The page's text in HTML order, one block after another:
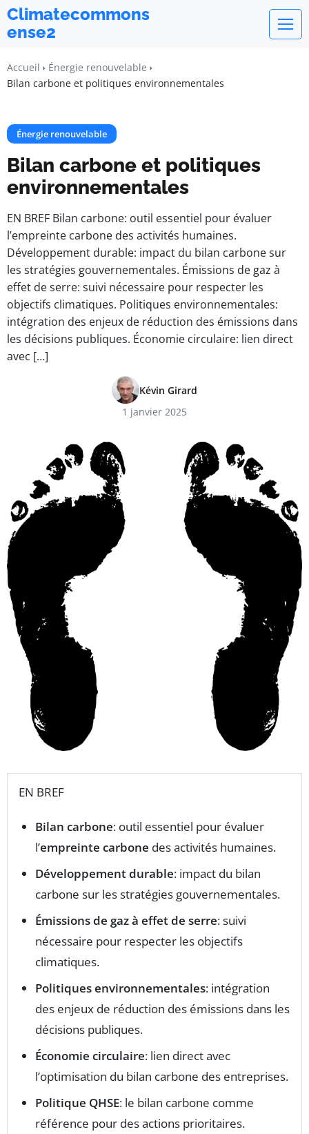
Climatecommons
ense2
Accueil
Énergie renouvelable
Bilan carbone et politiques environnementales
Énergie renouvelable
Bilan carbone et politiques
environnementales
EN BREF Bilan carbone: outil essentiel pour évaluer
l’empreinte carbone des activités humaines.
Développement durable: impact du bilan carbone sur
les stratégies gouvernementales. Émissions de gaz à
effet de serre: suivi nécessaire pour respecter les
objectifs climatiques. Politiques environnementales:
intégration des enjeux de réduction des émissions dans
les décisions publiques. Économie circulaire: lien direct
avec […]
Kévin Girard
1 janvier 2025
EN BREF
Bilan carbone: outil essentiel pour évaluer
l’empreinte carbone des activités humaines.
Développement durable: impact du bilan
carbone sur les stratégies gouvernementales.
Émissions de gaz à effet de serre: suivi
nécessaire pour respecter les objectifs
climatiques.
Politiques environnementales: intégration
des enjeux de réduction des émissions dans les
décisions publiques.
Économie circulaire: lien direct avec
l’optimisation du bilan carbone des entreprises.
Politique QHSE: le bilan carbone comme
référence pour des actions prioritaires.